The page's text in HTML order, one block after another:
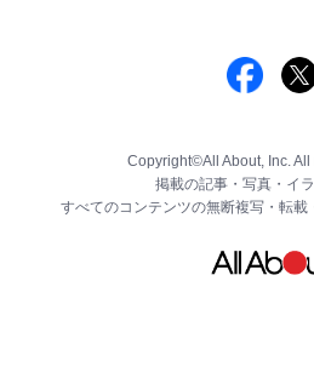
Copyright©All About, Inc.
掲載の記事・写真・イラ
すべてのコンテンツの無断複写・転載